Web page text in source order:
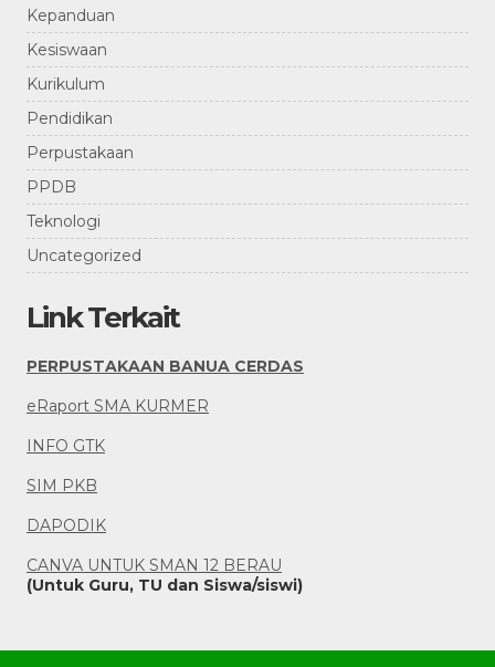
Kepanduan
Kesiswaan
Kurikulum
Pendidikan
Perpustakaan
PPDB
Teknologi
Uncategorized
Link Terkait
PERPUSTAKAAN BANUA CERDAS
eRaport SMA KURMER
INFO GTK
SIM PKB
DAPODIK
CANVA UNTUK SMAN 12 BERAU
(Untuk Guru, TU dan Siswa/siswi)